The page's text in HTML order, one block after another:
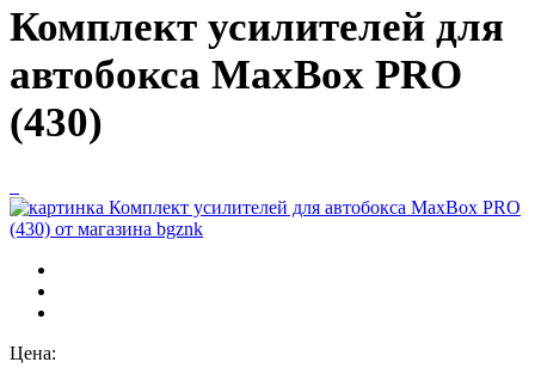
Комплект усилителей для
автобокса MaxBox PRO
(430)
Цена: